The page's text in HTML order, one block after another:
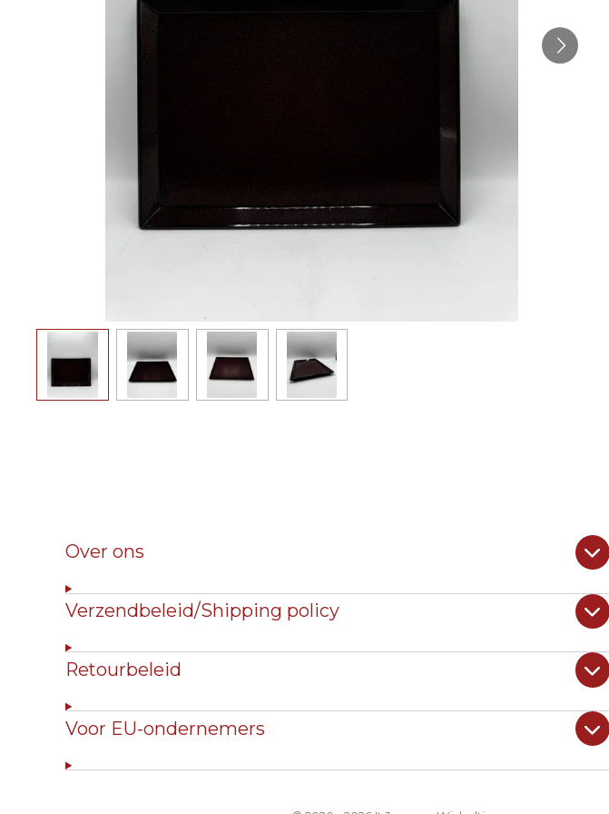
Over ons
Verzendbeleid/Shipping policy
Retourbeleid
Voor EU-ondernemers